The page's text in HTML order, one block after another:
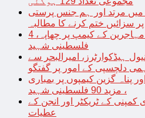
میں مرتد اور ہم جنس پرستی
پر سزائیں ختم کرنے کا مطالبہ
اسرائیل کا فارعہ میں مہاجرین کے کیمپ پر چھاپہ، 4
فلسطینی شہید
ہیڈکوارٹرز، امیرالبحر سے
دلچسپی کے امور پر گفتگو
پناہ گزین کیمپوں پر بمباری
، مزید 90 فلسطینی شہید
کے ٹریکٹر اور انجن کے
عطیات